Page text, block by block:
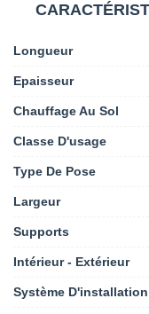
Longueur
Epaisseur
Chauffage Au Sol
Classe D'usage
Type De Pose
Largeur
Supports
Intérieur - Extérieur
Système D'installation